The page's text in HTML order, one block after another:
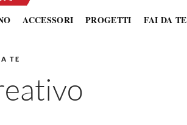
ACCESSORI PROGETTI FAI DA TE
TE